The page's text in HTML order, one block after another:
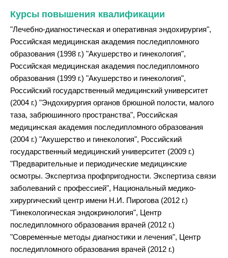
Курсы повышения квалификации
"Лечебно-диагностическая и оперативная эндохирургия",
Российская медицинская академия последипломного
образования (1998 г.) "Акушерство и гинекология",
Российская медицинская академия последипломного
образования (1999 г.) "Акушерство и гинекология",
Российский государственный медицинский университет
(2004 г.) "Эндохирургия органов брюшной полости, малого
таза, забрюшинного пространства", Российская
медицинская академия последипломного образования
(2004 г.) "Акушерство и гинекология", Российский
государственный медицинский университет (2009 г.)
"Предварительные и периодические медицинские
осмотры. Экспертиза профпригодности. Экспертиза связи
заболеваний с профессией", Национальный медико-
хирургический центр имени Н.И. Пирогова (2012 г.)
"Гинекологическая эндокринология", Центр
последипломного образования врачей (2012 г.)
"Современные методы диагностики и лечения", Центр
последипломного образования врачей (2012 г.)